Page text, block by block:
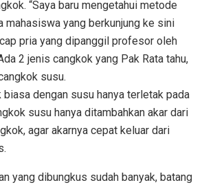
“Saya baru mengetahui metode
mahasiswa yang berkunjung ke sini
pria yang dipanggil profesor oleh
2 jenis cangkok yang Pak Rata tahu,
susu.
biasa dengan susu hanya terletak pada
susu hanya ditambahkan akar dari
agar akarnya cepat keluar dari
yang dibungkus sudah banyak, batang